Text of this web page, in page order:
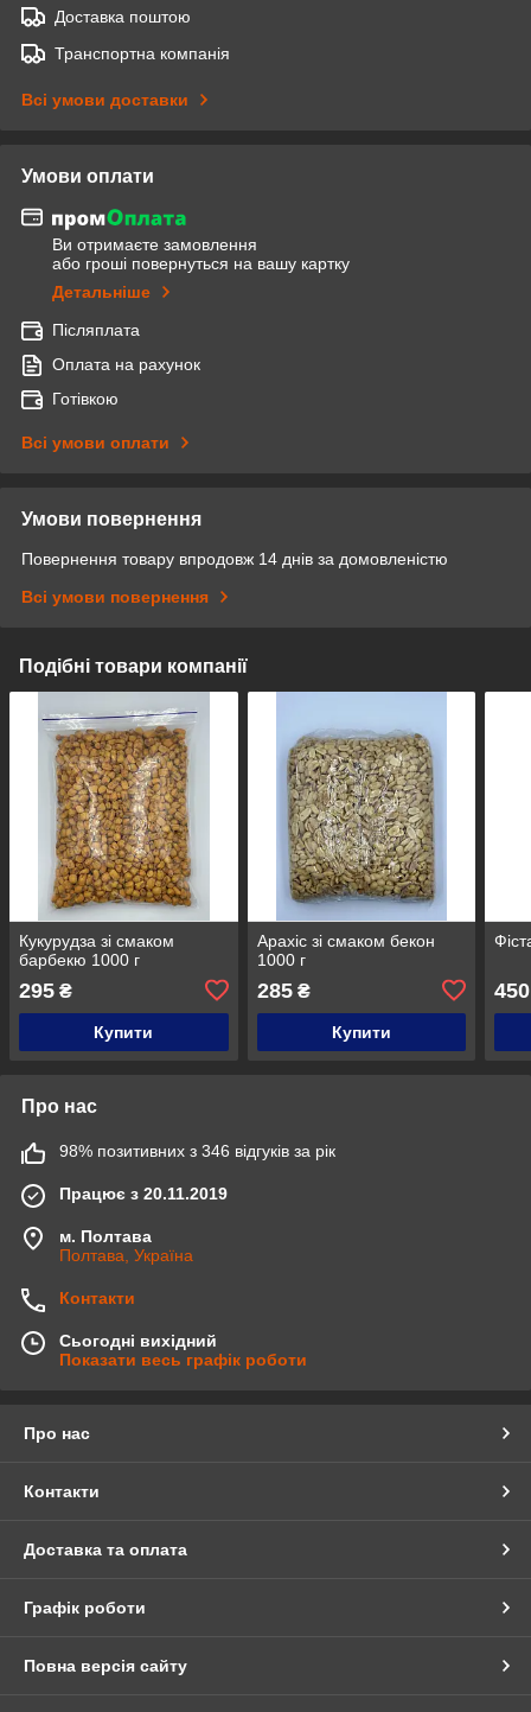
Доставка поштою
Транспортна компанія
Всі умови доставки
Умови оплати
Ви отримаєте замовлення
або гроші повернуться на вашу картку
Детальніше
Післяплата
Оплата на рахунок
Готівкою
Всі умови оплати
Умови повернення
Повернення товару впродовж 14 днів за домовленістю
Всі умови повернення
Подібні товари компанії
Кукурудза зі смаком
барбекю 1000 г
295 ₴
Купити
Арахіс зі смаком бекон
1000 г
285₴
Купити
450
Про нас
98% позитивних з 346 відгуків за рік
Працює з 20.11.2019
м. Полтава
Полтава, Україна
Контакти
Сьогодні вихідний
Показати весь графік роботи
Про нас
Контакти
Доставка та оплата
Графік роботи
Повна версія сайту